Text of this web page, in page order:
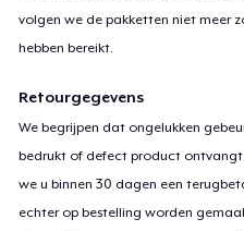
volgen we de pakketten niet meer
hebben bereikt.
Retourgegevens
We begrijpen dat ongelukken
bedrukt of defect product
we u binnen 30 dagen een
echter op bestelling worden